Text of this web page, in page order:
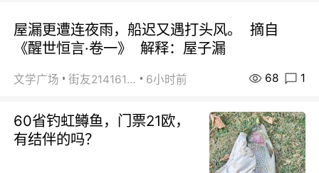
屋漏更遭连夜雨，船迟又遇打头风。 摘自
《醒世恒言·卷一》 解释：屋子漏
文学广场 街友21416156 6小时前 68 1
60省钓虹鳟鱼，门票21欧，
有结伴的吗？